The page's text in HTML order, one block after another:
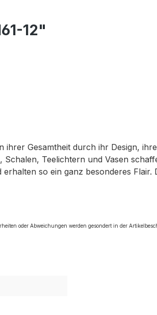
12"
Gesamtheit durch ihr Design,
Teelichtern und Vasen
so ein ganz besonderes
oder Abweichungen werden gesondert in der